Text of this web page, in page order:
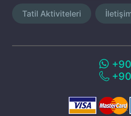
Tatil Aktiviteleri